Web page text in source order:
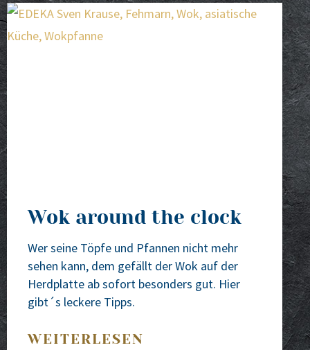
Wok around the clock
Wer sei­ne Töp­fe und Pfan­nen nicht mehr
sehen kann, dem gefällt der Wok auf der
Herd­plat­te ab sofort beson­ders gut. Hier
gibt´s lecke­re Tipps.
WEITERLESEN